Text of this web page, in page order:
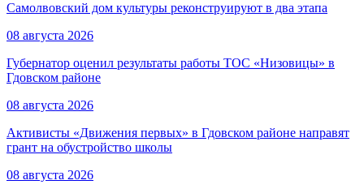
Самолвовский дом культуры реконструируют в два этапа
08 августа 2026
Губернатор оценил результаты работы ТОС «Низовицы» в
Гдовском районе
08 августа 2026
Активисты «Движения первых» в Гдовском районе направят
грант на обустройство школы
08 августа 2026